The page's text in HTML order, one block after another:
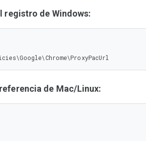
registro de Windows:
de Mac/Linux: